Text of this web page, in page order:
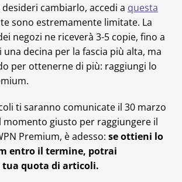
cambiarlo, accedi a questa
sono estremamente limitate. La
negozi ne riceverà 3-5 copie, fino a
decina per la fascia più alta, ma
per ottenerne di più: raggiungi lo
ti saranno comunicate il 30 marzo
momento giusto per raggiungere il
Premium, è adesso: se ottieni lo
entro il termine, potrai
tua quota di articoli.